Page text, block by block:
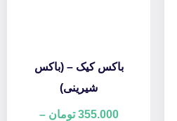
باکس کیک – (باکس
شیرینی)
355.000 تومان –